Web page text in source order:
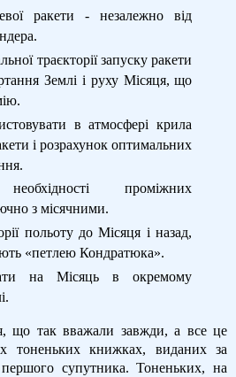
ракети - незалежно від
траєкторії запуску ракети
Землі і руху Місяця, що
в атмосфері крила
і розрахунок оптимальних
проміжних
з місячними.
польоту до Місяця і назад,
«петлею Кондратюка».
на Місяць в окремому
що так вважали завжди, а все це
тоненьких книжках, виданих за
першого супутника. Тоненьких, на